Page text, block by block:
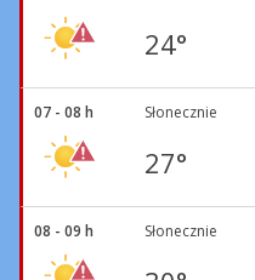
24°
07 - 08 h Słonecznie
27°
08 - 09 h Słonecznie